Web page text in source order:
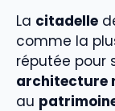
La citadelle
comme la
réputée pour
architecture
au